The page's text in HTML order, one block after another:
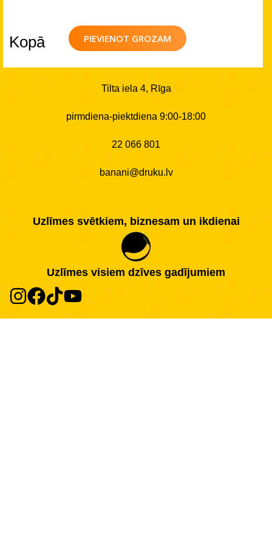
PIEVIENOT GROZAM
Kopā
Tilta iela 4, Rīga
pirmdiena-piektdiena 9:00-18:00
22 066 801
banani@druku.lv
Uzlīmes svētkiem, biznesam un ikdienai
Uzlīmes visiem dzīves gadījumiem